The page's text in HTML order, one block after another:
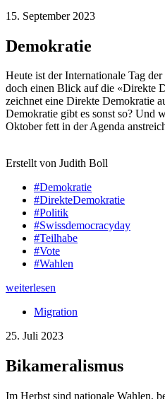
15. September 2023
Demokratie
Heute ist der Internationale Tag
doch einen Blick auf die «Direkte
zeichnet eine Direkte Demokratie
Demokratie gibt es sonst so? Und
Oktober fett in der Agenda
Erstellt von Judith Boll
#Demokratie
#DirekteDemokratie
#Politik
#Swissdemocracyday
#Teilhabe
#Vote
#Wahlen
weiterlesen
Migration
25. Juli 2023
Bikameralismus
Im Herbst sind nationale Wahlen,